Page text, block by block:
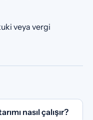
veya vergi
nasıl çalışır?